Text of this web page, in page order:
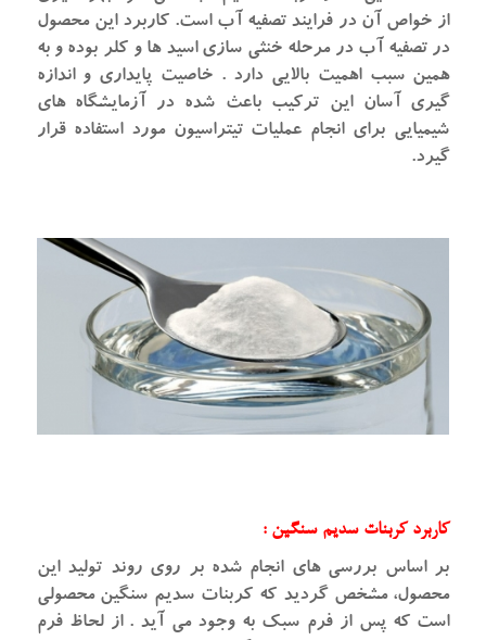
از خواص آن در فرایند تصفیه آب است. کاربرد این محصول
در تصفیه آب در مرحله خنثی سازی اسید ها و کلر بوده و به
همین سبب اهمیت بالایی دارد . خاصیت پایداری و اندازه
گیری آسان این ترکیب باعث شده در آزمایشگاه های
شیمیایی برای انجام عملیات تیتراسیون مورد استفاده قرار
گیرد.
کاربرد کربنات سدیم سنگین :
بر اساس بررسی های انجام شده بر روی روند تولید این
محصول، مشخص گردید که کربنات سدیم سنگین محصولی
است که پس از فرم سبک به وجود می آید . از لحاظ فرم